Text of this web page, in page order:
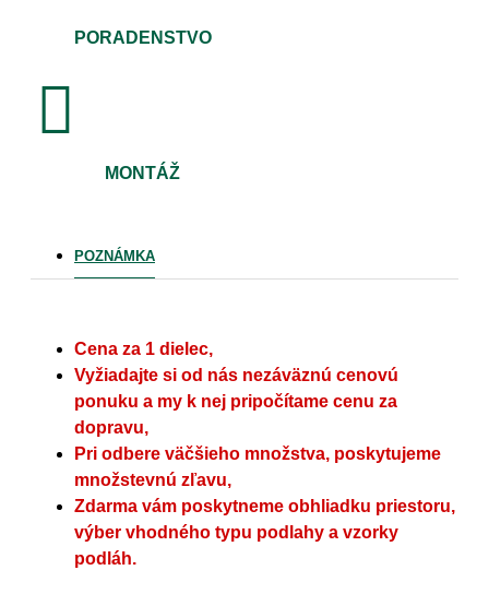
PORADENSTVO
MONTÁŽ
POZNÁMKA
Cena za 1 dielec,
Vyžiadajte si od nás nezáväznú cenovú
ponuku a my k nej pripočítame cenu za
dopravu,
Pri odbere väčšieho množstva, poskytujeme
množstevnú zľavu,
Zdarma vám poskytneme obhliadku priestoru,
výber vhodného typu podlahy a vzorky
podláh.